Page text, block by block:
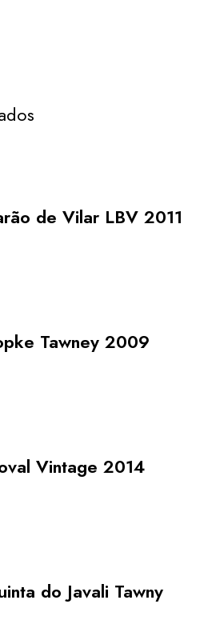
de Vilar LBV 2011
Tawney 2009
Vintage 2014
do Javali Tawny